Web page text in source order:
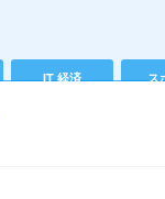
IT 経済 ス